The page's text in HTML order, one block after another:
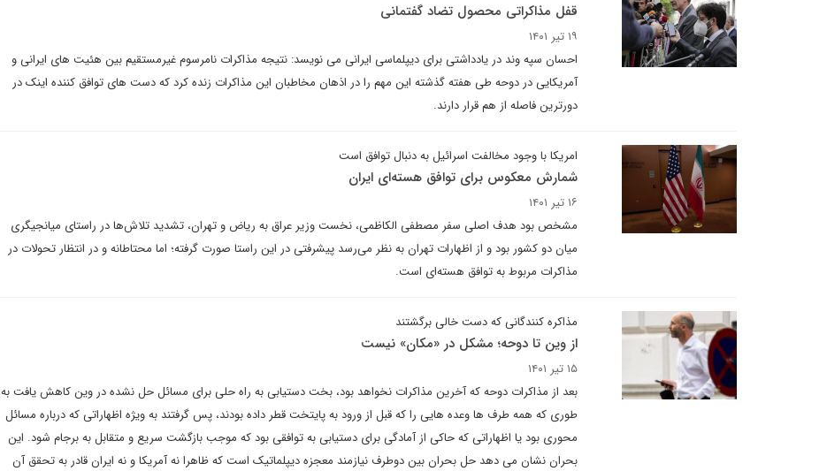
قفل مذاکراتی محصول تضاد گفتمانی
۱۹ تیر ۱۴۰۱
احسان سپه وند در یادداشتی برای دیپلماسی ایرانی می نویسد: نتیجه مذاکرات نامرسوم غیرمستقیم بین هئیت های ایرانی و
آمریکایی در دوحه طی هفته گذشته این مهم را در اذهان مخاطبان این مذاکرات زنده کرد که دست های توافق کننده اینک در
دورترین فاصله از هم قرار دارند.
امریکا با وجود مخالفت اسرائیل به دنبال توافق است
شمارش معکوس برای توافق هسته‌ای ایران
۱۶ تیر ۱۴۰۱
مشخص بود هدف اصلی سفر مصطفی الکاظمی، نخست وزیر عراق به ریاض و تهران، تشدید تلاش‌ها در راستای میانجیگری
میان دو کشور بود و از اظهارات تهران به نظر می‌رسد پیشرفتی در این راستا صورت گرفته؛ اما محتاطانه و در انتظار تحولات در
مذاکرات مربوط به توافق هسته‌ای است.
مذاکره کنندگانی که دست خالی برگشتند
از وین تا دوحه؛ مشکل در «مکان» نیست
۱۵ تیر ۱۴۰۱
بعد از مذاکرات دوحه که آخرین مذاکرات نخواهد بود، بخت دستیابی به راه حلی برای مسائل حل نشده در وین کاهش یافت به
طوری که همه طرف ها وعده هایی را که قبل از ورود به پایتخت قطر داده بودند، پس گرفتند به ویژه اظهاراتی که درباره مسائل
محوری بود یا اظهاراتی که حاکی از آمادگی برای دستیابی به توافقی بود که موجب بازگشت سریع و متقابل به برجام شود. این
بحران نشان می دهد حل بحران بین دوطرف نیازمند معجزه دیپلماتیک است که ظاهرا نه آمریکا و نه ایران قادر به تحقق آن